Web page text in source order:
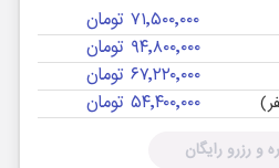
۷۱٬۵۰۰٬۰۰۰ تومان
۹۴٬۸۰۰٬۰۰۰ تومان
۶۷٬۲۲۰٬۰۰۰ تومان
۵۴٬۴۰۰٬۰۰۰ تومان
و رزرو رایگان